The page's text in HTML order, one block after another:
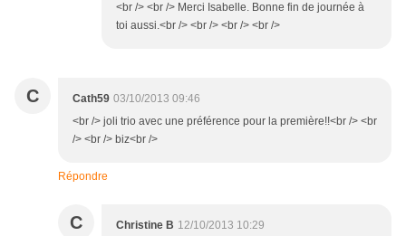
<br /> <br /> Merci Isabelle. Bonne fin de journée à
toi aussi.<br /> <br /> <br /> <br />
C Cath59 03/10/2013 09:46
<br /> joli trio avec une préférence pour la première!!<br /> <br
/> <br /> biz<br />
Répondre
C Christine B 12/10/2013 10:29